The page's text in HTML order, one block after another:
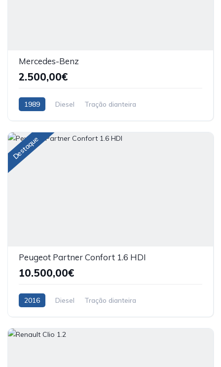
Mercedes-Benz
2.500,00€
1989 Diesel Tração dianteira
Destaque
Peugeot Partner Confort 1.6 HDI
10.500,00€
2016 Diesel Tração dianteira